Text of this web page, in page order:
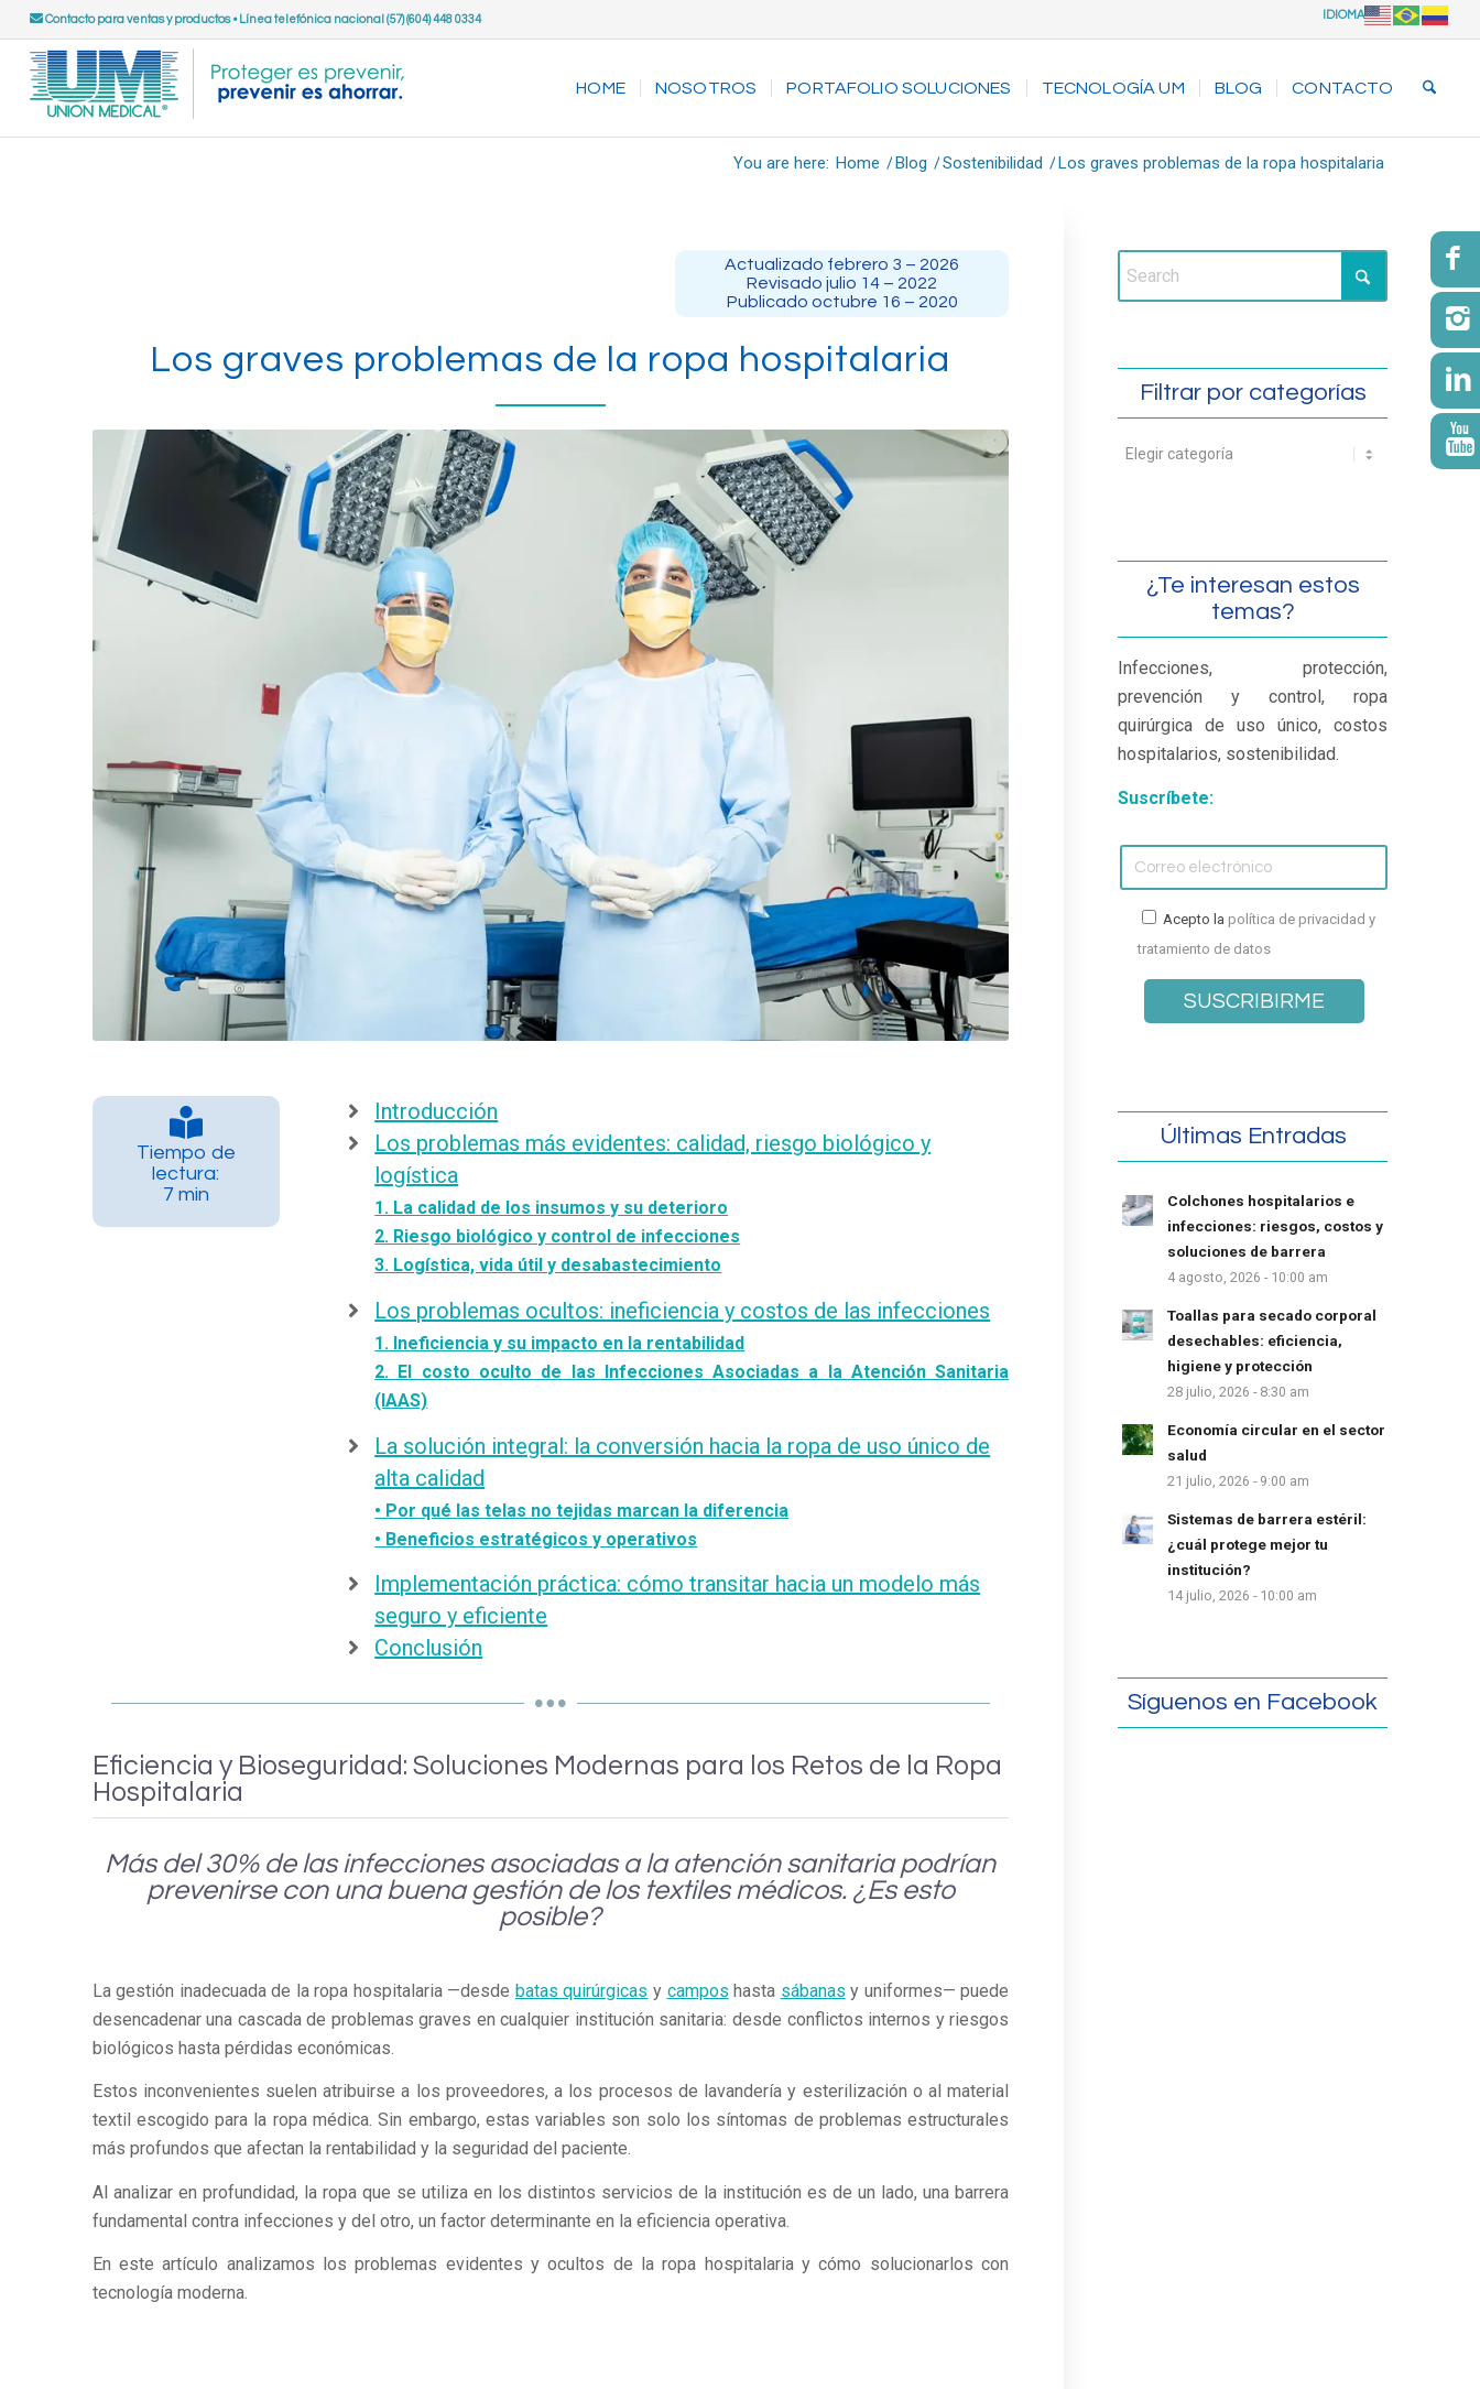
Contacto para ventas y productos• Línea telefónica nacional (57) (604) 448 0334 IDIOMA
HOME NOSOTROS PORTAFOLIO SOLUCIONES TECNOLOGÍA UM BLOG CONTACTO
You are here: Home /Blog /Sostenibilidad /Los graves problemas de la ropa hospitalaria
Actualizado febrero 3 – 2026
Revisado julio 14 – 2022
Publicado octubre 16 – 2020
Los graves problemas de la ropa hospitalaria
Tiempo de
lectura:
7 min
Introducción
Los problemas más evidentes: calidad, riesgo biológico y
logística
1. La calidad de los insumos y su deterioro
2. Riesgo biológico y control de infecciones
3. Logística, vida útil y desabastecimiento
Los problemas ocultos: ineficiencia y costos de las infecciones
1. Ineficiencia y su impacto en la rentabilidad
2. El costo oculto de las Infecciones Asociadas a la Atención Sanitaria
(IAAS)
La solución integral: la conversión hacia la ropa de uso único de
alta calidad
• Por qué las telas no tejidas marcan la diferencia
• Beneficios estratégicos y operativos
Implementación práctica: cómo transitar hacia un modelo más
seguro y eficiente
Conclusión
Eficiencia y Bioseguridad: Soluciones Modernas para los Retos de la Ropa
Hospitalaria
Más del 30% de las infecciones asociadas a la atención sanitaria podrían
prevenirse con una buena gestión de los textiles médicos. ¿Es esto
posible?
La gestión inadecuada de la ropa hospitalaria —desde batas quirúrgicas y campos hasta sábanas y uniformes— puede
desencadenar una cascada de problemas graves en cualquier institución sanitaria: desde conflictos internos y riesgos
biológicos hasta pérdidas económicas.
Estos inconvenientes suelen atribuirse a los proveedores, a los procesos de lavandería y esterilización o al material
textil escogido para la ropa médica. Sin embargo, estas variables son solo los síntomas de problemas estructurales
más profundos que afectan la rentabilidad y la seguridad del paciente.
Al analizar en profundidad, la ropa que se utiliza en los distintos servicios de la institución es de un lado, una barrera
fundamental contra infecciones y del otro, un factor determinante en la eficiencia operativa.
En este artículo analizamos los problemas evidentes y ocultos de la ropa hospitalaria y cómo solucionarlos con
tecnología moderna.
Filtrar por categorías
¿Te interesan estos
temas?
Infecciones, protección,
prevención y control, ropa
quirúrgica de uso único, costos
hospitalarios, sostenibilidad.
Suscríbete:
Acepto la política de privacidad y
tratamiento de datos
Últimas Entradas
Colchones hospitalarios e
infecciones: riesgos, costos y
soluciones de barrera
4 agosto, 2026 - 10:00 am
Toallas para secado corporal
desechables: eficiencia,
higiene y protección
28 julio, 2026 - 8:30 am
Economía circular en el sector
salud
21 julio, 2026 - 9:00 am
Sistemas de barrera estéril:
¿cuál protege mejor tu
institución?
14 julio, 2026 - 10:00 am
Síguenos en Facebook